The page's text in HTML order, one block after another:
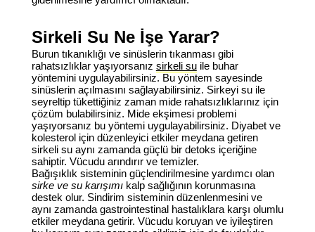
Sirkeli Su Ne İşe Yarar?
Burun tıkanıklığı ve sinüslerin tıkanması gibi
rahatsızlıklar yaşıyorsanız sirkeli suile buhar
yöntemini uygulayabilirsiniz. Bu yöntem sayesinde
sinüslerin açılmasını sağlayabilirsiniz. Sirkeyi su ile
seyreltip tükettiğiniz zaman mide rahatsızlıklarınız için
çözüm bulabilirsiniz. Mide ekşimesi problemi
yaşıyorsanız bu yöntemi uygulayabilirsiniz. Diyabet ve
kolesterol için düzenleyici etkiler meydana getiren
sirkeli su aynı zamanda güçlü bir detoks içeriğine
sahiptir. Vücudu arındırır ve temizler.
Bağışıklık sisteminin güçlendirilmesine yardımcı olan
sirke ve su karışımıkalp sağlığının korunmasına
destek olur. Sindirim sisteminin düzenlenmesini ve
aynı zamanda gastrointestinal hastalıklara karşı olumlu
etkiler meydana getirir. Vücudu koruyan ve iyileştiren